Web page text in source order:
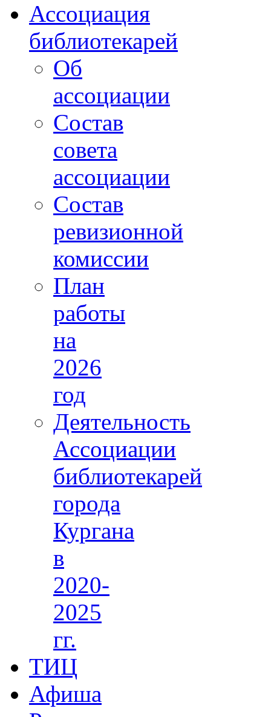
Ассоциация
библиотекарей
Об
ассоциации
Состав
совета
ассоциации
Состав
ревизионной
комиссии
План
работы
на
2026
год
Деятельность
Ассоциации
библиотекарей
города
Кургана
в
2020-
2025
гг.
ТИЦ
Афиша